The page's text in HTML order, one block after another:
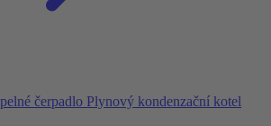
čerpadlo Plynový kondenzační kotel